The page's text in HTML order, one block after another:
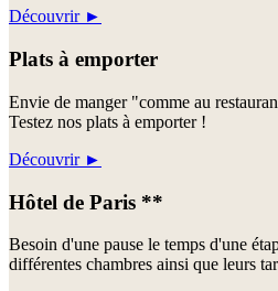
Découvrir►
Plats à emporter
Envie de manger "comme au
Testez nos plats à emporter !
Découvrir►
Hôtel de Paris **
Besoin d'une pause le temps d'une
différentes chambres ainsi que leurs